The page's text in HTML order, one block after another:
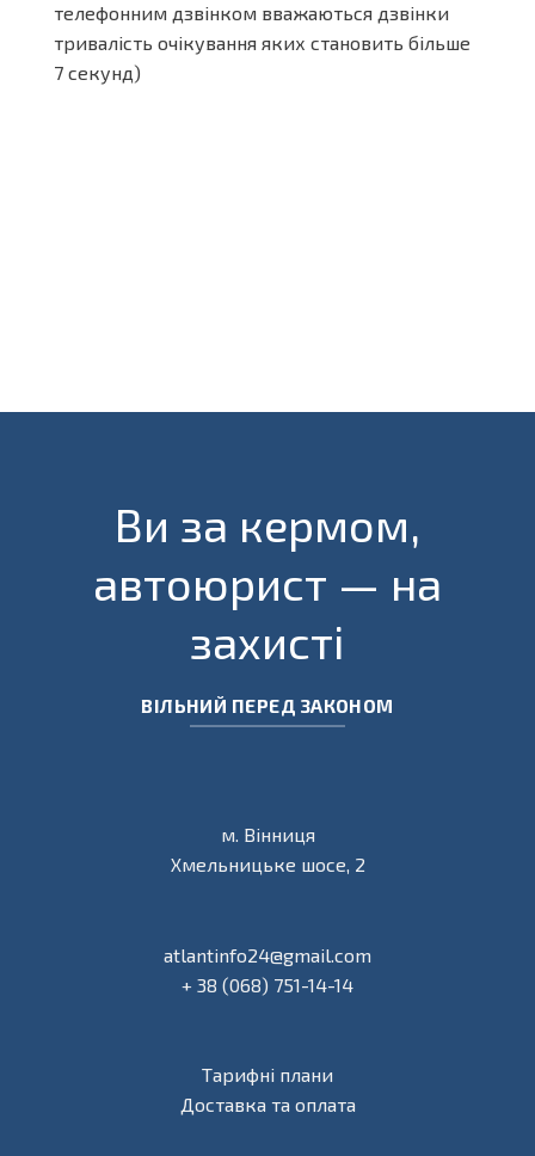
телефонним дзвінком вважаються дзвінки
тривалість очікування яких становить більше
7 секунд)
Ви за кермом,
автоюрист — на
захисті
ВІЛЬНИЙ ПЕРЕД ЗАКОНОМ
м. Вінниця
Хмельницьке шосе, 2
atlantinfo24@gmail.com
+ 38 (068) 751-14-14
Тарифні плани
Доставка та оплата